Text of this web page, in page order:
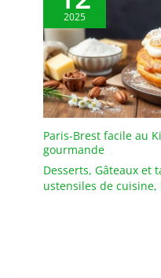
2025
Paris-Brest facile au
gourmande
Desserts, Gâteaux et
ustensiles de cuisine,